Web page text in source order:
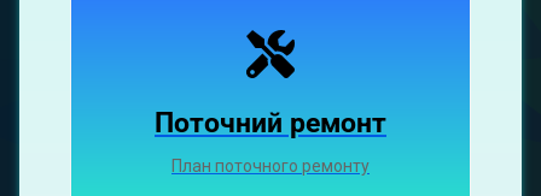
Поточний ремонт
План поточного ремонту